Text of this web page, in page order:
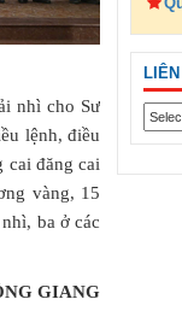
nhì cho Sư
lệnh, điều
cai đăng cai
vàng, 15
ba ở các
GIANG